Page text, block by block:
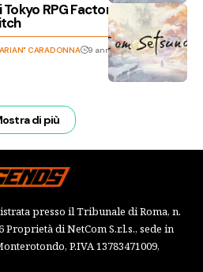
RPG Factory arriva il 3
CARADONNA 9 anni fa
di più
presso il Tribunale di Roma, n.
Proprietà di NetCom S.r.l.s., sede in
P.IVA 13783471009,